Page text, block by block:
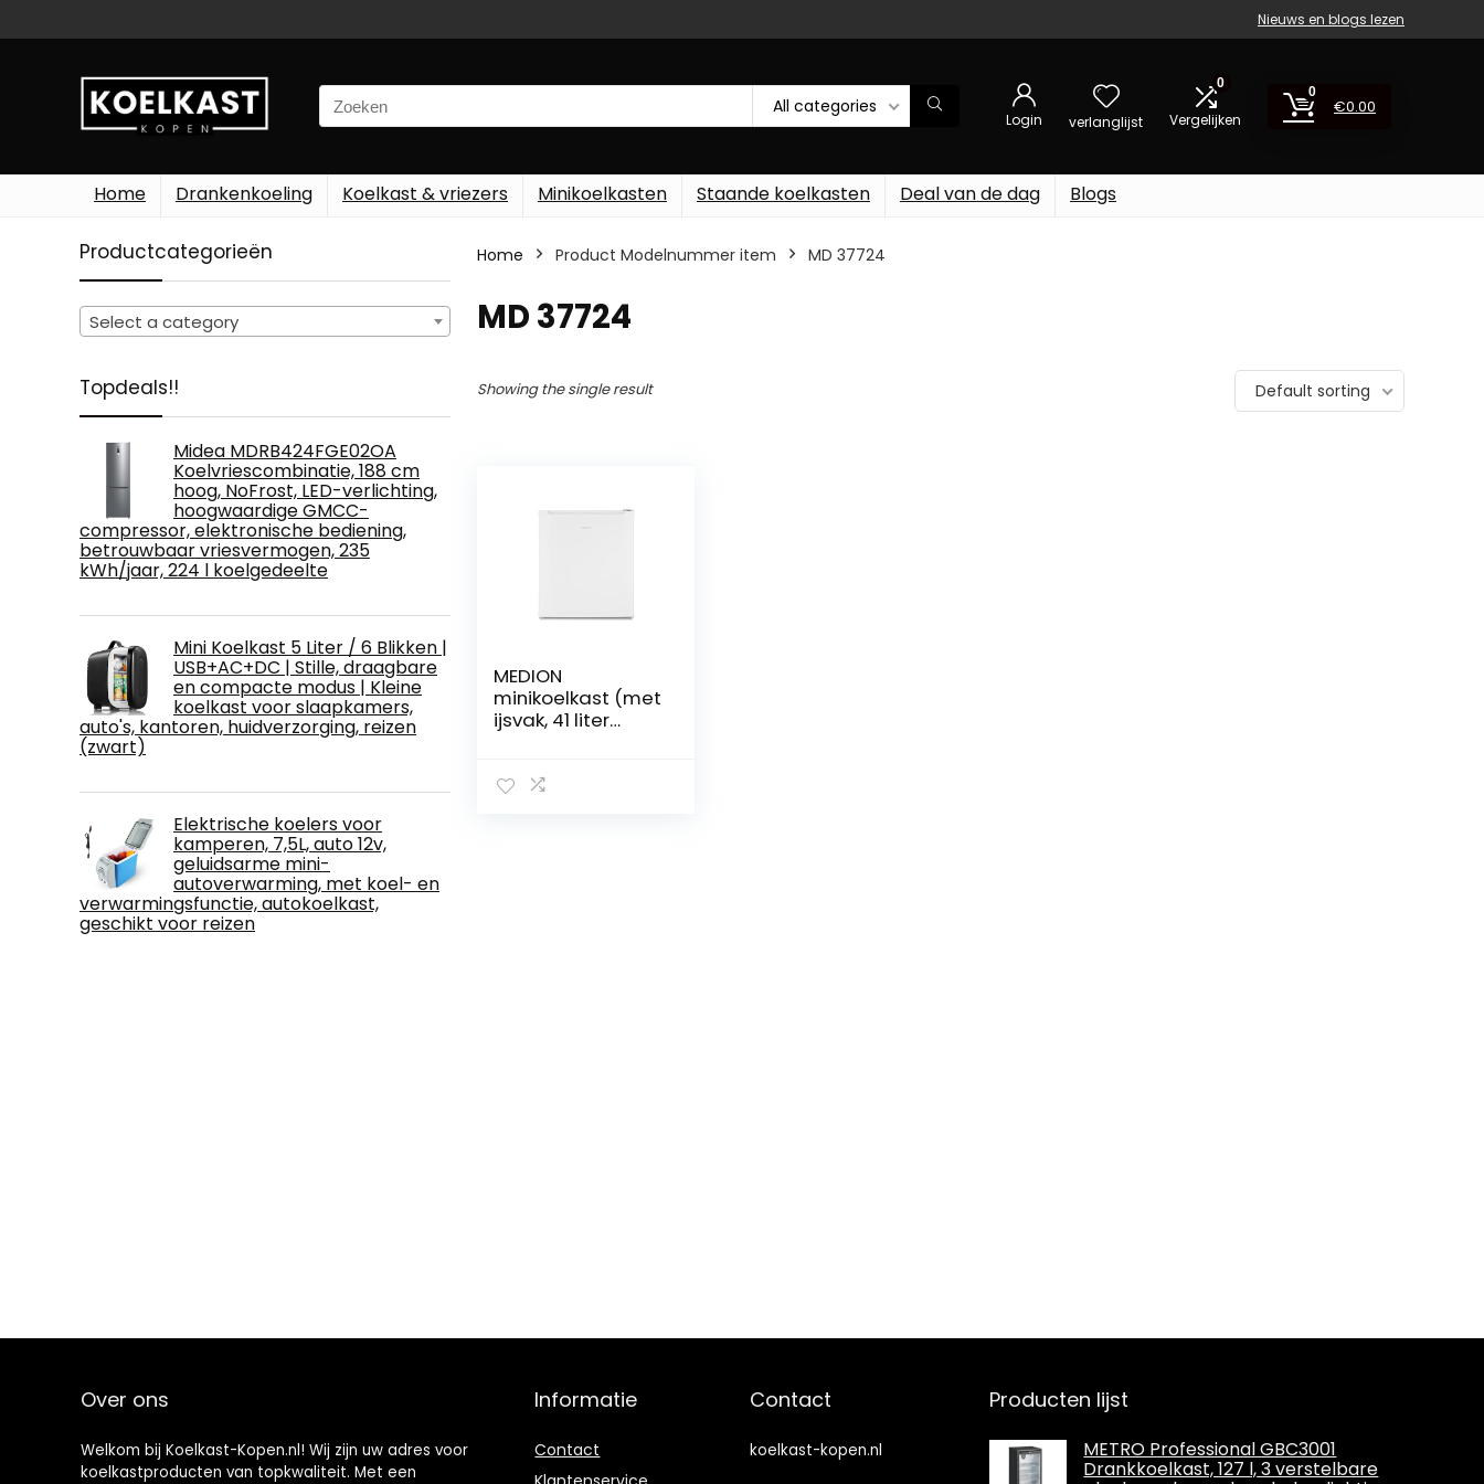
Nieuws en blogs lezen
Search
for:
All categories
Login verlanglijst
0
Vergelijken
0
€0.00
Home Drankenkoeling Koelkast & vriezers Minikoelkasten Staande koelkasten Deal van de dag Blogs
Productcategorieën
Select a category
Topdeals!!
Midea MDRB424FGE02OA
Koelvriescombinatie, 188 cm
hoog, NoFrost, LED-verlichting,
hoogwaardige GMCC-
compressor, elektronische bediening,
betrouwbaar vriesvermogen, 235
kWh/jaar, 224 l koelgedeelte
Mini Koelkast 5 Liter / 6 Blikken |
USB+AC+DC | Stille, draagbare
en compacte modus | Kleine
koelkast voor slaapkamers,
auto's, kantoren, huidverzorging, reizen
(zwart)
Elektrische koelers voor
kamperen, 7,5L, auto 12v,
geluidsarme mini-
autoverwarming, met koel- en
verwarmingsfunctie, autokoelkast,
geschikt voor reizen
Home Product Modelnummer item ‎MD 37724
‎MD 37724
Showing the single result Default sorting
MEDION
minikoelkast (met
ijsvak, 41 liter
verstelbare
Over ons
Welkom bij Koelkast-Kopen.nl! Wij zijn uw adres voor
koelkastproducten van topkwaliteit. Met een
Informatie
Contact
Contact
koelkast-kopen.nl
Producten lijst
METRO Professional GBC3001
Drankkoelkast, 127 l, 3 verstelbare